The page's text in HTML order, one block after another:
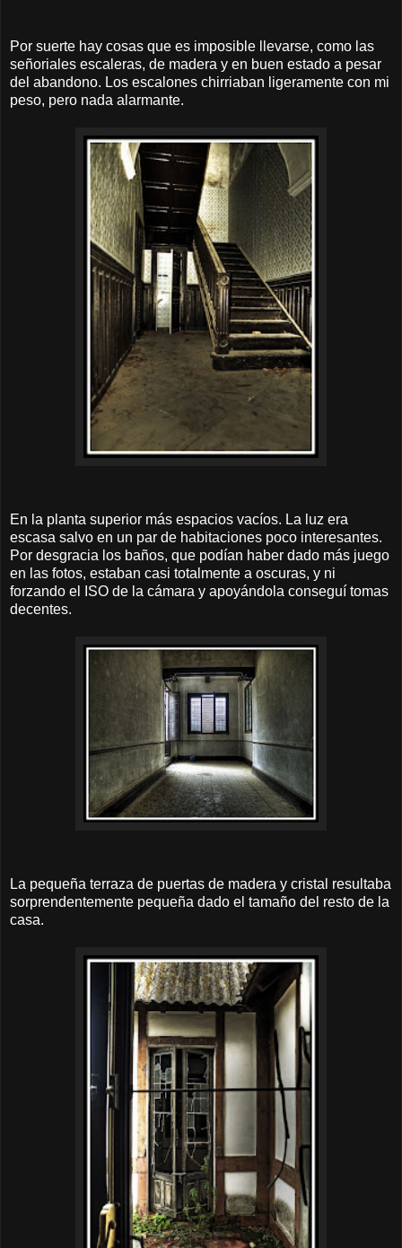
Por suerte hay cosas que es imposible llevarse, como las
señoriales escaleras, de madera y en buen estado a pesar
del abandono. Los escalones chirriaban ligeramente con mi
peso, pero nada alarmante.
En la planta superior más espacios vacíos. La luz era
escasa salvo en un par de habitaciones poco interesantes.
Por desgracia los baños, que podían haber dado más juego
en las fotos, estaban casi totalmente a oscuras, y ni
forzando el ISO de la cámara y apoyándola conseguí tomas
decentes.
La pequeña terraza de puertas de madera y cristal resultaba
sorprendentemente pequeña dado el tamaño del resto de la
casa.